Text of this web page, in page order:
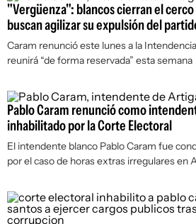
"Vergüenza": blancos cierran el cerco
buscan agilizar su expulsión del
Caram renunció este lunes a la
reunirá “de forma reservada” esta semana
Pablo Caram renunció como
inhabilitado por la Corte Electoral
El intendente blanco Pablo Caram fue
por el caso de horas extras irregulares en